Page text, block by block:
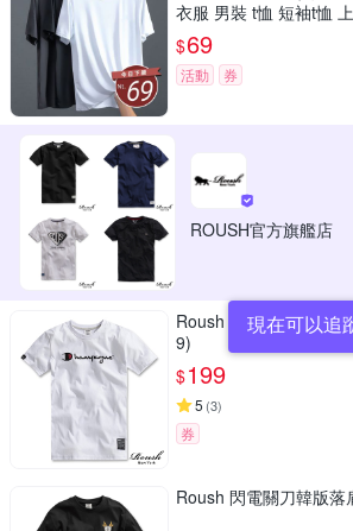
衣服 男裝 t恤 短袖t恤
$69
活動 券
ROUSH官方旗艦店
現在可以追
Roush 翻玩
9)
$199
5 (3)
券
Roush 閃電關刀韓版